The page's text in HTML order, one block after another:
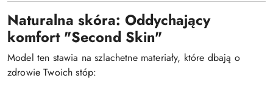
Naturalna skóra: Oddychający
komfort "Second Skin"
Model ten stawia na szlachetne materiały, które dbają o
zdrowie Twoich stóp: